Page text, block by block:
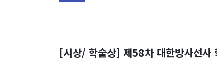
[시상/ 학술상] 제58차 대한방사선사